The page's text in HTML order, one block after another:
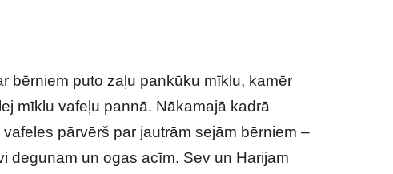
bērniem puto zaļu pankūku mīklu, kamēr
mīklu vafeļu pannā. Nākamajā kadrā
pārvērš par jautrām sejām bērniem –
degunam un ogas acīm. Sev un Harijam